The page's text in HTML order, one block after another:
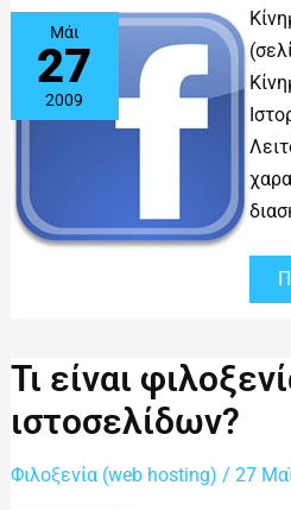
Μάι
27
2009
1)
Τι είναι
ιστοσελίδων?
Φιλοξενία (web hosting) / 27
είναι
ιστοσελίδων?